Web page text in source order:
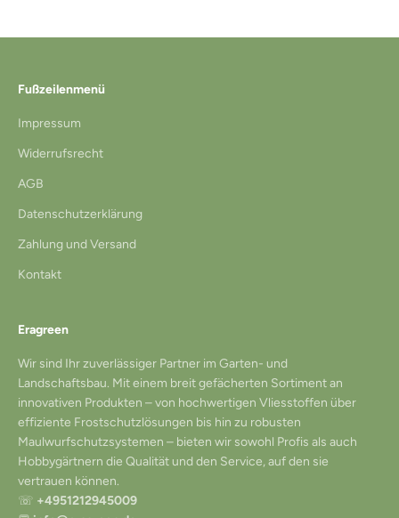
Fußzeilenmenü
Impressum
Widerrufsrecht
AGB
Datenschutzerklärung
Zahlung und Versand
Kontakt
Eragreen
Wir sind Ihr zuverlässiger Partner im Garten- und
Landschaftsbau. Mit einem breit gefächerten Sortiment an
innovativen Produkten – von hochwertigen Vliesstoffen über
effiziente Frostschutzlösungen bis hin zu robusten
Maulwurfschutzsystemen – bieten wir sowohl Profis als auch
Hobbygärtnern die Qualität und den Service, auf den sie
vertrauen können.
☏ +4951212945009